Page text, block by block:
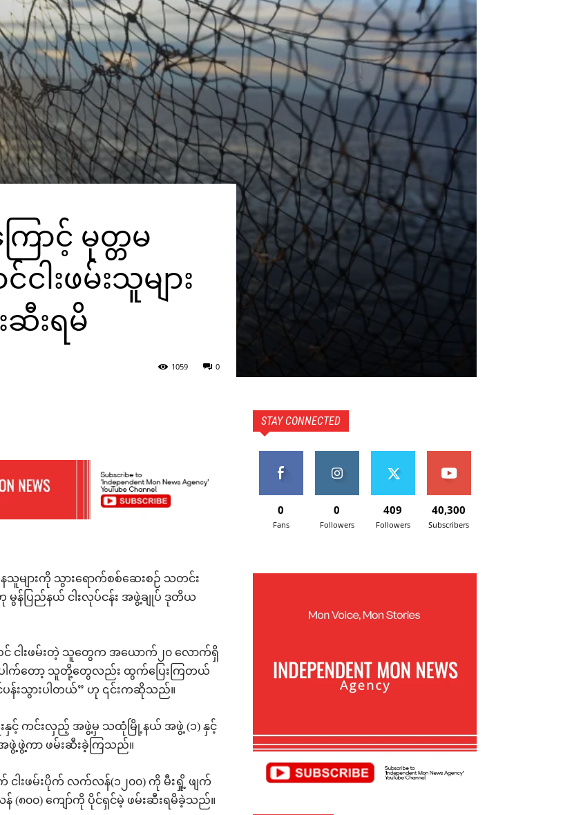
ောင့် မုတ္တမ
းဖမ်းသူများ
းရမိ
0
1059
သူများကို သွားရောက်စစ်ဆေးစဉ် သတင်း
န်ပြည်နယ် ငါးလုပ်ငန်း အဖွဲ့ချုပ် ဒုတိယ
ဝင် ငါးဖမ်းတဲ့ သူတွေက အယောက်၂၀ လောက်ရှိ
ါက်တော့ သူတို့တွေလည်း ထွက်ပြေးကြတယ်
းသွားပါတယ်” ဟု ၎င်းကဆိုသည်။
င့် ကင်းလှည့် အဖွဲ့မှ သထုံမြို့နယ် အဖွဲ့ (၁) နှင့်
ဖွဲ့ကာ ဖမ်းဆီးခဲ့ကြသည်။
ါးဖမ်းပိုက် လက်လန်(၁၂၀၀) ကို မီးရှို့ ဖျက်
(၈၀၀) ကျော်ကို ပိုင်ရှင်မဲ့ ဖမ်းဆီးရမိခဲ့သည်။
STAY CONNECTED
0
Fans
0
Followers
409
Followers
40,300
Subscribers